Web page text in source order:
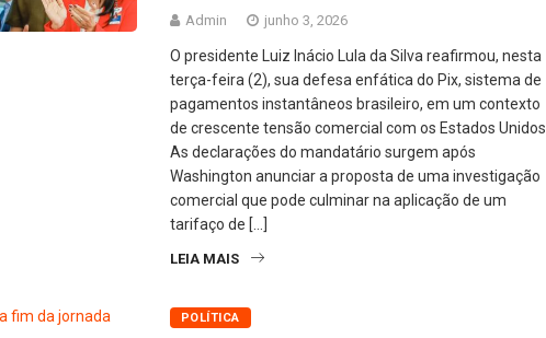
Admin junho 3, 2026
O presidente Luiz Inácio Lula da Silva reafirmou, nesta
terça-feira (2), sua defesa enfática do Pix, sistema de
pagamentos instantâneos brasileiro, em um contexto
de crescente tensão comercial com os Estados Unidos.
As declarações do mandatário surgem após
Washington anunciar a proposta de uma investigação
comercial que pode culminar na aplicação de um
tarifaço de […]
LEIA MAIS
POLÍTICA